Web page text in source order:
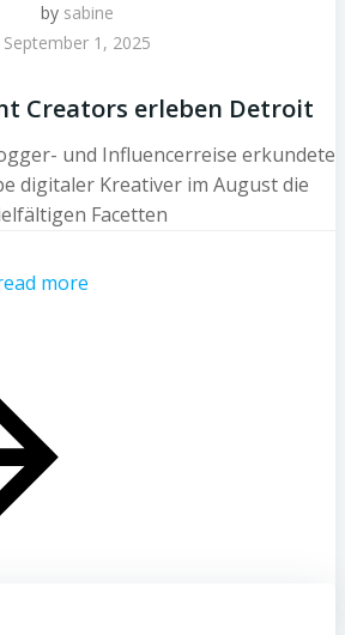
by sabine
September 1, 2025
Creators erleben Detroit
und Influencerreise erkundete
digitaler Kreativer im August die
Facetten
more